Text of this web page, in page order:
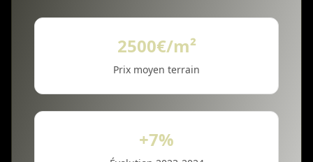
2500€/m²
Prix moyen terrain
+7%